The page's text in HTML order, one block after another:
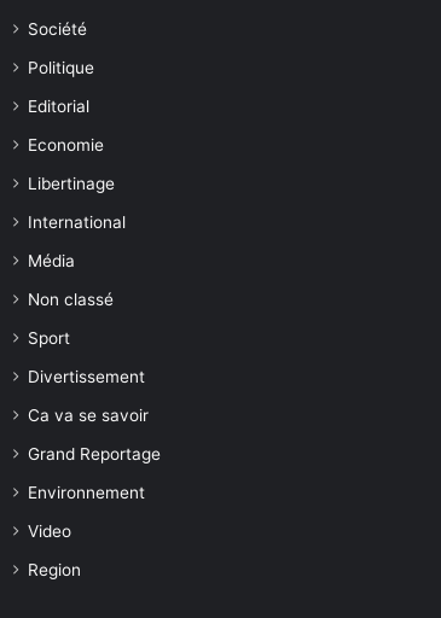
Société
Politique
Editorial
Economie
Libertinage
International
Média
Non classé
Sport
Divertissement
Ca va se savoir
Grand Reportage
Environnement
Video
Region